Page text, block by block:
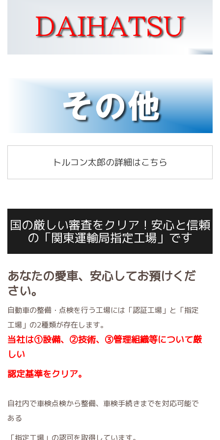
トルコン太郎の詳細はこちら
国の厳しい審査をクリア！安心と信頼
の「関東運輸局指定工場」です
あなたの愛車、 安心してお預けくだ
さい。
自動車の整備・点検を行う工場には「認証工場」と「指定
工場」の2種類が存在します。
当社は①設備、②技術、③管理組織等について厳
しい
認定基準をクリア。
自社内で車検点検から整備、車検手続きまでを対応可能で
ある
「指定工場」の認可を取得しています。